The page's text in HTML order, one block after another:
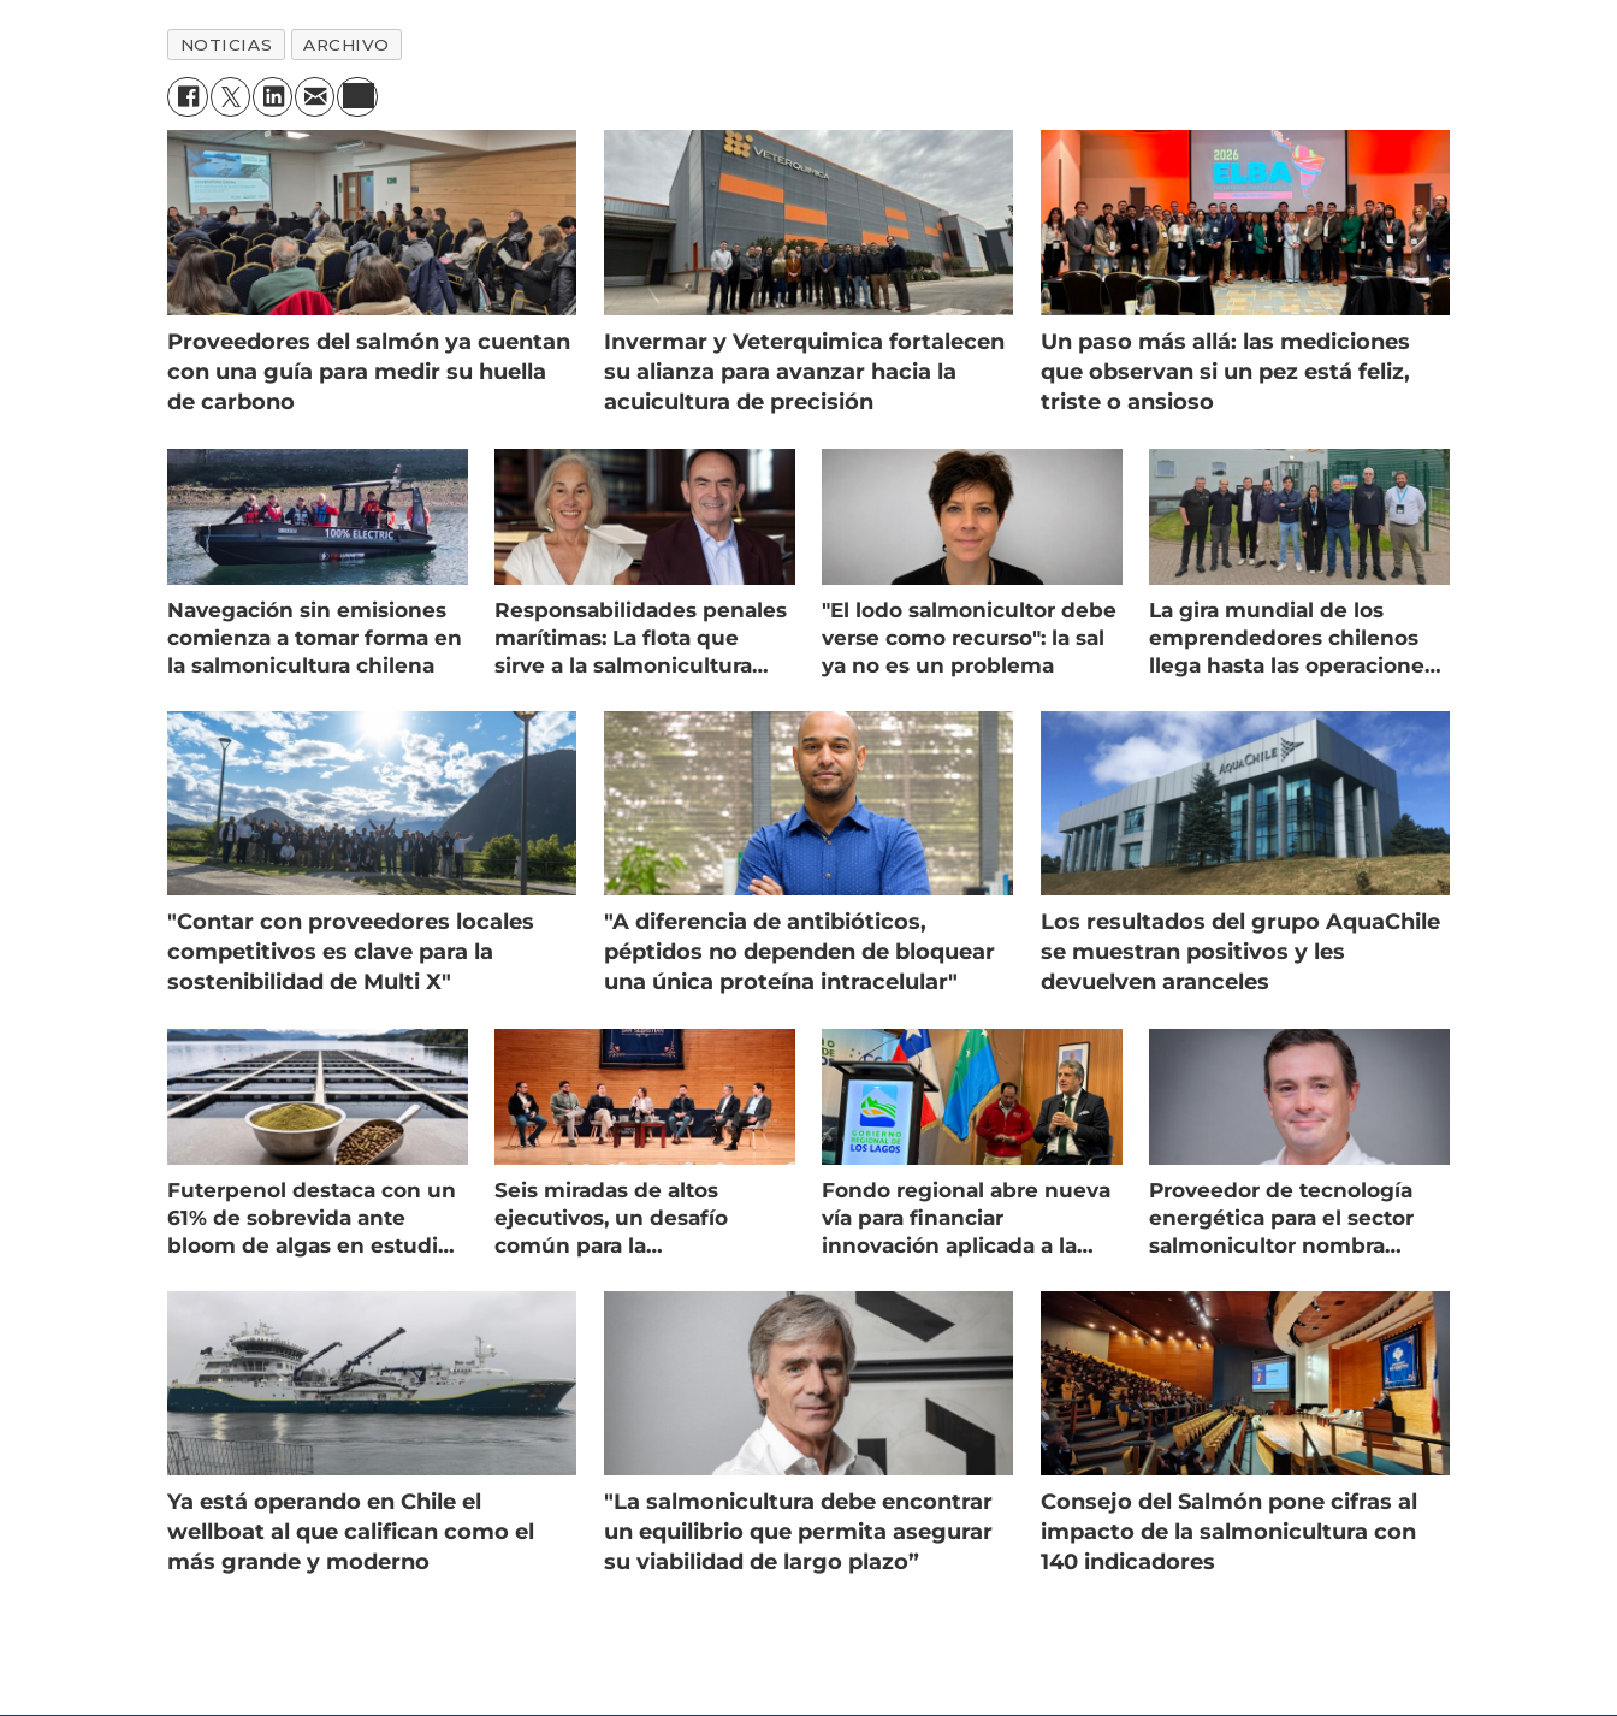
NOTICIAS ARCHIVO
Proveedores del salmón ya cuentan
con una guía para medir su huella
de carbono
Invermar y Veterquimica fortalecen
su alianza para avanzar hacia la
acuicultura de precisión
Un paso más allá: las mediciones
que observan si un pez está feliz,
triste o ansioso
Navegación sin emisiones
comienza a tomar forma en
la salmonicultura chilena
Responsabilidades penales
marítimas: La flota que
sirve a la salmonicultura
"El lodo salmonicultor debe
verse como recurso": la sal
ya no es un problema
La gira mundial de los
emprendedores chilenos
llega hasta las operaciones
"Contar con proveedores locales
competitivos es clave para la
sostenibilidad de Multi X"
"A diferencia de antibióticos,
péptidos no dependen de bloquear
una única proteína intracelular"
Los resultados del grupo AquaChile
se muestran positivos y les
devuelven aranceles
Futerpenol destaca con un
61% de sobrevida ante
bloom de algas en estudio
Seis miradas de altos
ejecutivos, un desafío
común para la
Fondo regional abre nueva
vía para financiar
innovación aplicada a la
Proveedor de tecnología
energética para el sector
salmonicultor nombra
Ya está operando en Chile el
wellboat al que califican como el
más grande y moderno
"La salmonicultura debe encontrar
un equilibrio que permita asegurar
su viabilidad de largo plazo”
Consejo del Salmón pone cifras al
impacto de la salmonicultura con
140 indicadores